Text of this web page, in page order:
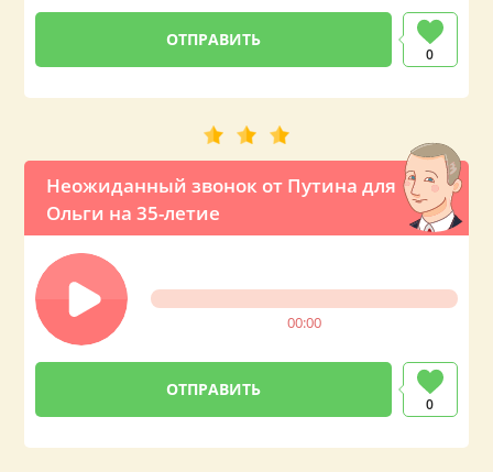
0
Неожиданный звонок от Путина для
Ольги на 35-летие
00:00
0